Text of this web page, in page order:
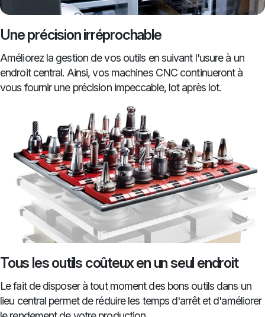
Une précision irréprochable
Améliorez la gestion de vos outils en suivant l'usure à un
endroit central. Ainsi, vos machines CNC continueront à
vous fournir une précision impeccable, lot après lot.
Tous les outils coûteux en un seul endroit
Le fait de disposer à tout moment des bons outils dans un
lieu central permet de réduire les temps d'arrêt et d'améliorer